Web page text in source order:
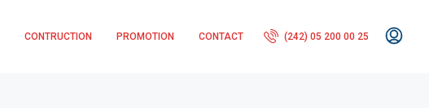
CONTRUCTION PROMOTION CONTACT (242) 05 200 00 25